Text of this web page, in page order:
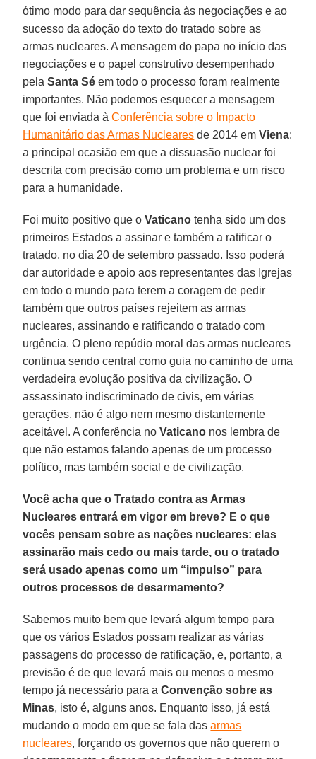
ótimo modo para dar sequência às negociações e ao
sucesso da adoção do texto do tratado sobre as
armas nucleares. A mensagem do papa no início das
negociações e o papel construtivo desempenhado
pelaSanta Sé em todo o processo foram realmente
importantes. Não podemos esquecer a mensagem
que foi enviada àConferência sobre o Impacto
Humanitário das Armas Nucleares de 2014 emViena:
a principal ocasião em que a dissuasão nuclear foi
descrita com precisão como um problema e um risco
para a humanidade.
Foi muito positivo que oVaticano tenha sido um dos
primeiros Estados a assinar e também a ratificar o
tratado, no dia 20 de setembro passado. Isso poderá
dar autoridade e apoio aos representantes das Igrejas
em todo o mundo para terem a coragem de pedir
também que outros países rejeitem as armas
nucleares, assinando e ratificando o tratado com
urgência. O pleno repúdio moral das armas nucleares
continua sendo central como guia no caminho de uma
verdadeira evolução positiva da civilização. O
assassinato indiscriminado de civis, em várias
gerações, não é algo nem mesmo distantemente
aceitável. A conferência noVaticano nos lembra de
que não estamos falando apenas de um processo
político, mas também social e de civilização.
Você acha que o Tratado contra as Armas
Nucleares entrará em vigor em breve? E o que
vocês pensam sobre as nações nucleares: elas
assinarão mais cedo ou mais tarde, ou o tratado
será usado apenas como um “impulso” para
outros processos de desarmamento?
Sabemos muito bem que levará algum tempo para
que os vários Estados possam realizar as várias
passagens do processo de ratificação, e, portanto, a
previsão é de que levará mais ou menos o mesmo
tempo já necessário para aConvenção sobre as
Minas, isto é, alguns anos. Enquanto isso, já está
mudando o modo em que se fala dasarmas
nucleares, forçando os governos que não querem o